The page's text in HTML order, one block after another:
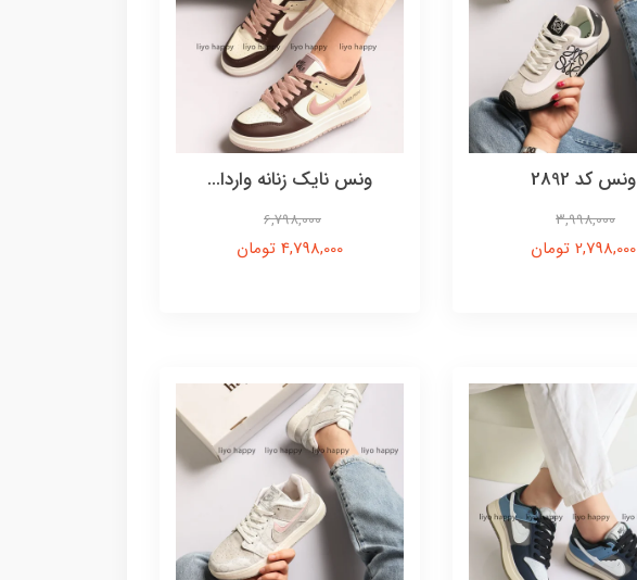
ونس کد 2892
3,998,000
2,798,000 تومان
ونس نایک زنانه واردا...
6,798,000
4,798,000 تومان